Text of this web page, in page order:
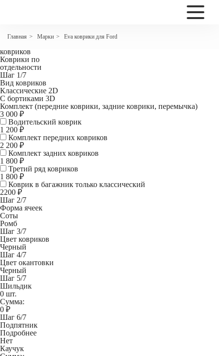
Главная > Марки > Eva коврики для Ford
Коврики EVA для Ford Focus III Универсал
ковриков
Коврики по
отдельности
Шаг 1/7
Вид ковриков
Классические 2D
С бортиками 3D
Комплект (передние коврики, задние коврики, перемычка)
3 000 ₽
Водительский коврик
1 200 ₽
Комплект передних ковриков
2 200 ₽
Комплект задних ковриков
1 800 ₽
Третий ряд ковриков
1 800 ₽
Коврик в багажник только классический
2200 ₽
Шаг 2/7
Форма ячеек
Соты
Ромб
Шаг 3/7
Цвет ковриков
Черный
Шаг 4/7
Цвет окантовки
Черный
Шаг 5/7
Шильдик
0 шт.
Сумма:
0 ₽
Шаг 6/7
Подпятник
Подробнее
Нет
Каучук